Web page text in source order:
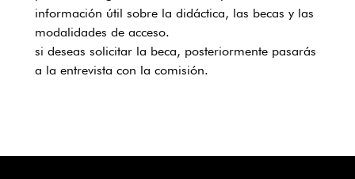
información útil sobre la didáctica, las becas y las
modalidades de acceso.
si deseas solicitar la beca, posteriormente pasarás
a la entrevista con la comisión.